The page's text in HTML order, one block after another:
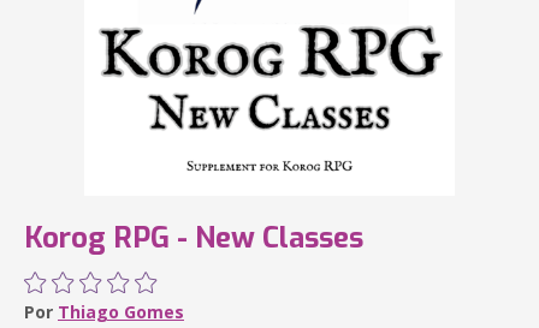
Korog RPG - New Classes
Por Thiago Gomes